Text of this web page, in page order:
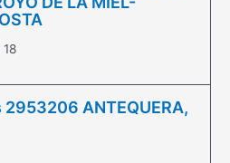
18
ANTEQUERA,